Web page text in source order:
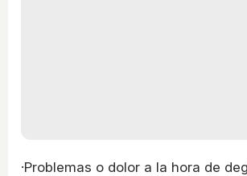
·Problemas o dolor a la hora de